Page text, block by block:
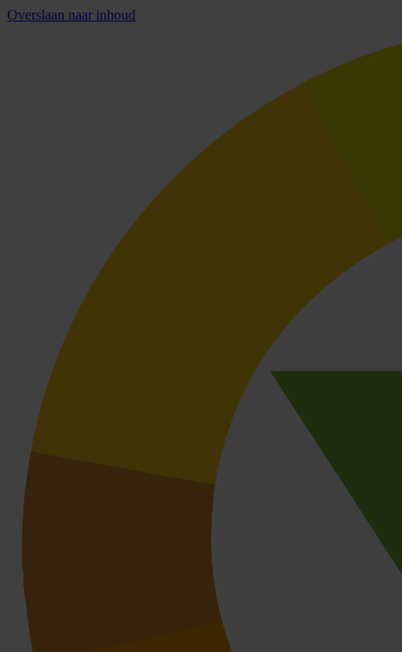
Overslaan naar inhoud